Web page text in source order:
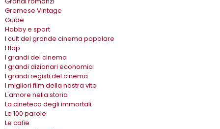
Gremese Vintage
Guide
Hobby e sport
I cult del grande cinema popolare
I flap
I grandi del cinema
I grandi dizionari economici
I grandi registi del cinema
I migliori film della nostra vita
L'amore nella storia
La cineteca degli immortali
Le 100 parole
Le calìe